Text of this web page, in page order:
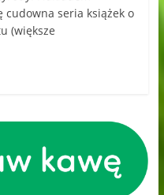
cudowna seria książek o
(większe